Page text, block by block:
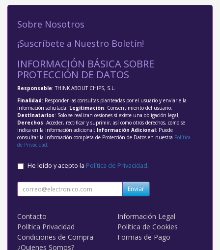
Sobre Nosotros
¡Suscríbete a Nuestro Boletín!
INFORMACIÓN BÁSICA SOBRE
PROTECCIÓN DE DATOS
Responsable: THINK ABOUT CHIPS, S.L.
Finalidad: Responder las consultas planteadas por el usuario y enviarle la
información solicitada; Legitimación: Consentimiento del usuario;
Destinatarios: Solo se realizan cesiones si existe una obligación legal;
Derechos: Acceder, rectificar y suprimir, así como otros derechos, como se
indica en la información adicional; Información Adicional: Puede
consultar la información completa de Protección de Datos en nuestra Política
de Privacidad.
He leído y acepto la Política de Privacidad.
Enviar
Contacto
Información Legal
Política Privacidad
Política de Cookies
Condiciones de Compra
Formas de Pago
¿Quienes Somos?